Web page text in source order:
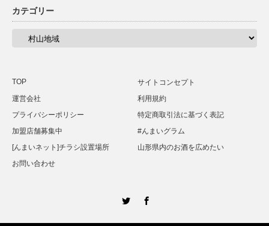
カテゴリー
TOP
サイトコンセプト
運営会社
利用規約
プライバシーポリシー
特定商取引法に基づく表記
加盟店舗募集中
#んまいグラム
[んまいネット]チラシ設置場所
山形県内のお酒を広めたい
お問い合わせ